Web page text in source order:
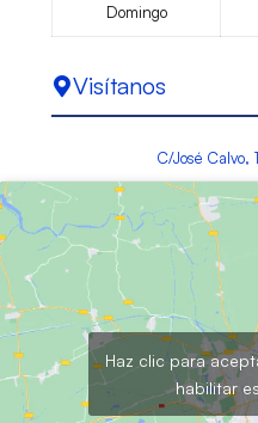
Domingo
Visítanos
C/José
Haz clic para
habilitar